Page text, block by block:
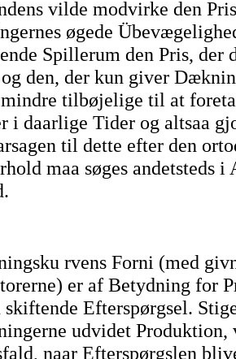
vilde modvirke den
øgede
Spillerum den Pris, der
den, der kun giver
tilbøjelige til at
i daarlige Tider og altsaa
til dette efter den
maa søges andetsteds i
rvens Forni (med
er af Betydning for
Efterspørgsel.
udvidet
naar Efterspørgslen